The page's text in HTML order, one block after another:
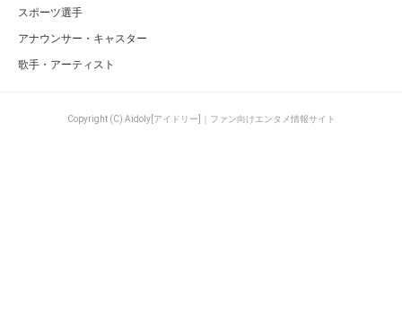
スポーツ選手
アナウンサー・キャスター
歌手・アーティスト
Copyright (C) Aidoly[アイドリー]｜ファン向けエンタメ情報サイト